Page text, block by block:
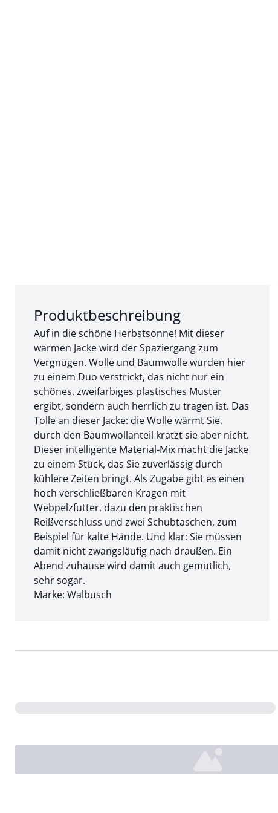
Abschnitt 1 von 3:
Produktbeschreibung
Auf in die schöne Herbstsonne! Mit dieser
warmen Jacke wird der Spaziergang zum
Vergnügen. Wolle und Baumwolle wurden hier
zu einem Duo verstrickt, das nicht nur ein
schönes, zweifarbiges plastisches Muster
ergibt, sondern auch herrlich zu tragen ist. Das
Tolle an dieser Jacke: die Wolle wärmt Sie,
durch den Baumwollanteil kratzt sie aber nicht.
Dieser intelligente Material-Mix macht die Jacke
zu einem Stück, das Sie zuverlässig durch
kühlere Zeiten bringt. Als Zugabe gibt es einen
hoch verschließbaren Kragen mit
Webpelzfutter, dazu den praktischen
Reißverschluss und zwei Schubtaschen, zum
Beispiel für kalte Hände. Und klar: Sie müssen
damit nicht zwangsläufig nach draußen. Ein
Abend zuhause wird damit auch gemütlich,
sehr sogar.
Marke: Walbusch